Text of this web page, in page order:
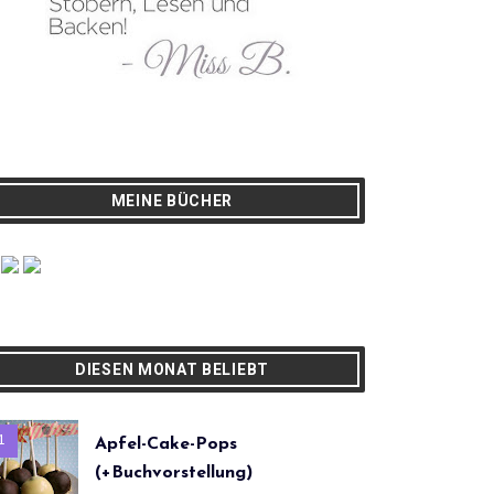
MEINE BÜCHER
DIESEN MONAT BELIEBT
Apfel-Cake-Pops
(+Buchvorstellung)